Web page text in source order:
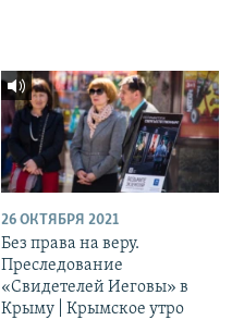
26 ОКТЯБРЯ 2021
Без права на веру.
Преследование
«Свидетелей Иеговы» в
Крыму | Крымское утро